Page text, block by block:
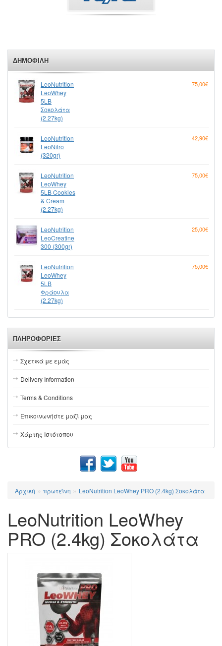
ΔΗΜΟΦΙΛΉ
LeoNutrition
LeoWhey
5LB
Σοκολάτα
(2.27kg)
75,00€
LeoNutrition
LeoNitro
(320gr)
42,90€
LeoNutrition
LeoWhey
5LB Cookies
& Cream
(2.27kg)
75,00€
LeoNutrition
LeoCreatine
300 (300gr)
25,00€
LeoNutrition
LeoWhey
5LB
Φράουλα
(2.27kg)
75,00€
ΠΛΗΡΟΦΟΡΊΕΣ
Σχετικά με εμάς
Delivery Information
Terms & Conditions
Επικοινωνήστε μαζί μας
Χάρτης Ιστότοπου
Αρχική » πρωτεΐνη » LeoNutrition LeoWhey PRO (2.4kg) Σοκολάτα
LeoNutrition LeoWhey
PRO (2.4kg) Σοκολάτα